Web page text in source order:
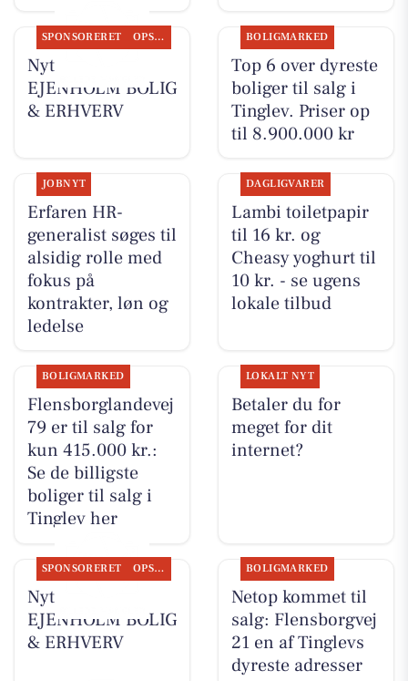
SPONSORERET OPSLAGSTAVLEN
Nyt fra
EJENHOLM BOLIG
& ERHVERV
BOLIGMARKED
Top 6 over dyreste
boliger til salg i
Tinglev. Priser op
til 8.900.000 kr
JOBNYT
Erfaren HR-
generalist søges til
alsidig rolle med
fokus på
kontrakter, løn og
ledelse
DAGLIGVARER
Lambi toiletpapir
til 16 kr. og
Cheasy yoghurt til
10 kr. - se ugens
lokale tilbud
BOLIGMARKED
Flensborglandevej
79 er til salg for
kun 415.000 kr.:
Se de billigste
boliger til salg i
Tinglev her
LOKALT NYT
Betaler du for
meget for dit
internet?
SPONSORERET OPSLAGSTAVLEN
Nyt fra
EJENHOLM BOLIG
& ERHVERV
BOLIGMARKED
Netop kommet til
salg: Flensborgvej
21 en af Tinglevs
dyreste adresser